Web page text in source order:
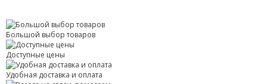
Большой выбор товаров
Доступные цены
Удобная доставка и оплата